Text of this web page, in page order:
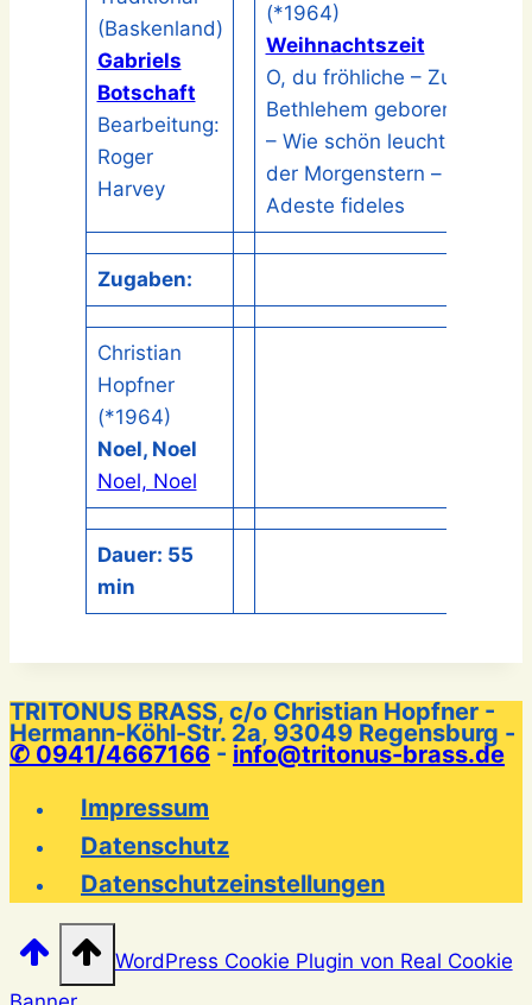
(Baskenland)
Gabriels
Botschaft
Bearbeitung:
Roger
Harvey
(*1964)
Weihnachtszeit
O, du fröhliche – Zu
Bethlehem geboren
– Wie schön leuchtet
der Morgenstern –
Adeste fideles
Zugaben:
Christian
Hopfner
(*1964)
Noel, Noel
Noel, Noel
Dauer: 55
min
TRITONUS BRASS, c/o Christian Hopfner -
Hermann-Köhl-Str. 2a, 93049 Regensburg -
✆ 0941/4667166 - info@tritonus-brass.de
Impressum
Datenschutz
Datenschutzeinstellungen
WordPress Cookie Plugin von Real Cookie